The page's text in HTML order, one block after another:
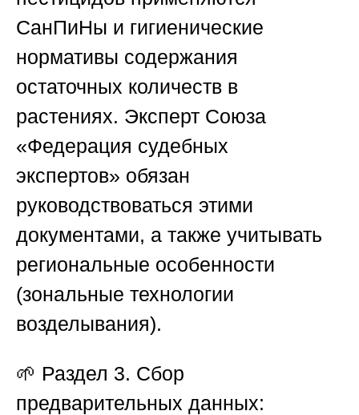
СанПиНы и гигиенические
нормативы содержания
остаточных количеств в
растениях. Эксперт Союза
«Федерация судебных
экспертов» обязан
руководствоваться этими
документами, а также учитывать
региональные особенности
(зональные технологии
возделывания).
🌱 Раздел 3. Сбор
предварительных данных: